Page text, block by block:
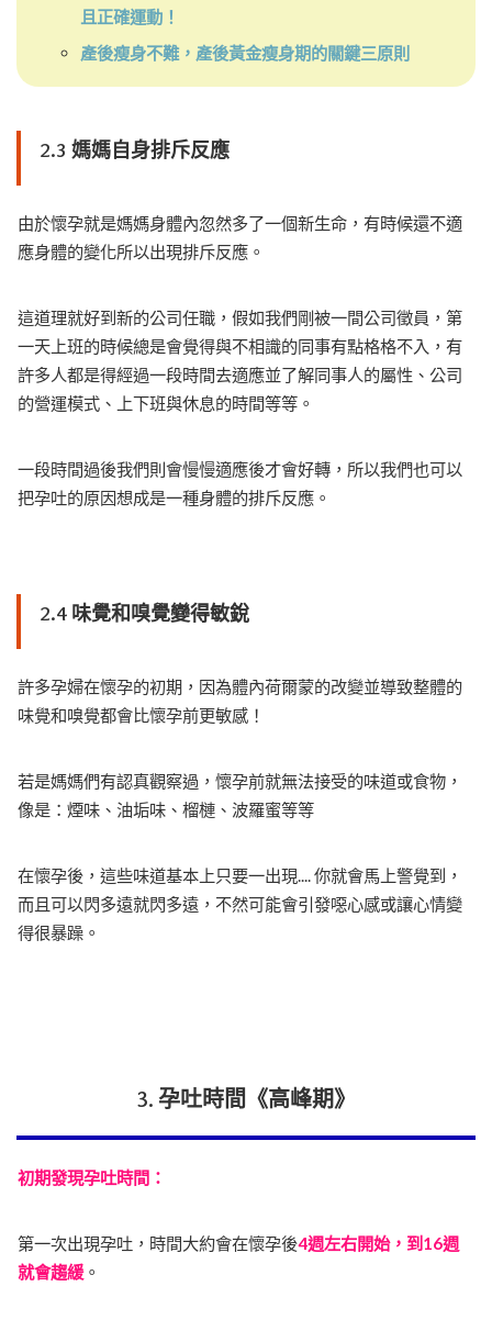
且正確運動！
產後瘦身不難，產後黃金瘦身期的關鍵三原則
2.3 媽媽自身排斥反應
由於懷孕就是媽媽身體內忽然多了一個新生命，有時候還不適
應身體的變化所以出現排斥反應。
這道理就好到新的公司任職，假如我們剛被一間公司徵員，第
一天上班的時候總是會覺得與不相識的同事有點格格不入，有
許多人都是得經過一段時間去適應並了解同事人的屬性、公司
的營運模式、上下班與休息的時間等等。
一段時間過後我們則會慢慢適應後才會好轉，所以我們也可以
把孕吐的原因想成是一種身體的排斥反應。
2.4 味覺和嗅覺變得敏銳
許多孕婦在懷孕的初期，因為體內荷爾蒙的改變並導致整體的
味覺和嗅覺都會比懷孕前更敏感！
若是媽媽們有認真觀察過，懷孕前就無法接受的味道或食物，
像是：煙味、油垢味、榴槤、波羅蜜等等
在懷孕後，這些味道基本上只要一出現.... 你就會馬上警覺到，
而且可以閃多遠就閃多遠，不然可能會引發噁心感或讓心情變
得很暴躁。
3. 孕吐時間《高峰期》
初期發現孕吐時間：
第一次出現孕吐，時間大約會在懷孕後4週左右開始，到16週
就會趨緩。